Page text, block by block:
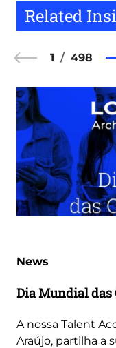
Related
1 498
News
Dia Mundial das
A nossa Talent
Araújo, partilha a